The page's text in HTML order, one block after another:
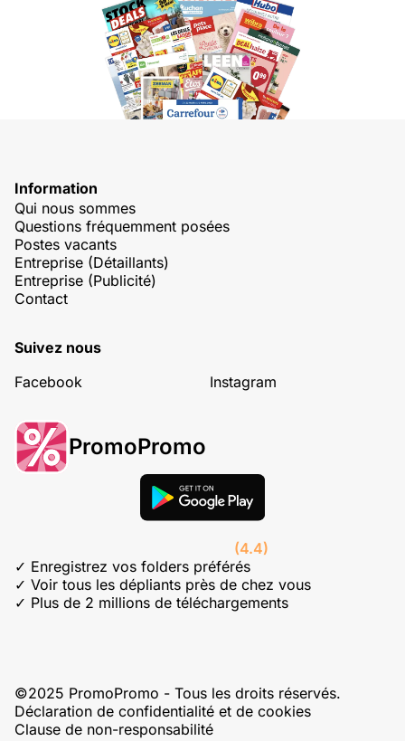
Information
Qui nous sommes
Questions fréquemment posées
Postes vacants
Entreprise (Détaillants)
Entreprise (Publicité)
Contact
Suivez nous
Facebook
Instagram
PromoPromo
(4.4)
✓ Enregistrez vos folders préférés
✓ Voir tous les dépliants près de chez vous
✓ Plus de 2 millions de téléchargements
©2025 PromoPromo - Tous les droits réservés.
Déclaration de confidentialité et de cookies
Clause de non-responsabilité